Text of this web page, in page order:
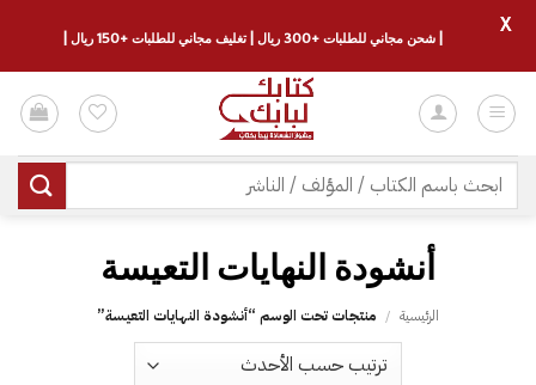
للمحتوى
البحث
عن:
أنشودة النهايات التعيسة
الرئيسية / منتجات تحت الوسم “أنشودة النهايات التعيسة”
| شحن مجاني للطلبات +300 ريال | تغليف مجاني للطلبات +150 ريال |
X